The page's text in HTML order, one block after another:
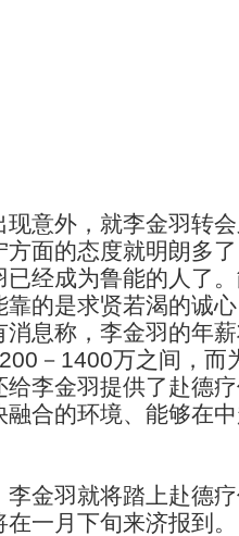
外，就李金羽转会
方面的态度就明朗多
已经成为鲁能的人了
靠的是求贤若渴的诚
消息称，李金羽的年
－1400万之间，而
给李金羽提供了赴德
融合的环境、能够在
羽就将踏上赴德疗
一月下旬来济报到。